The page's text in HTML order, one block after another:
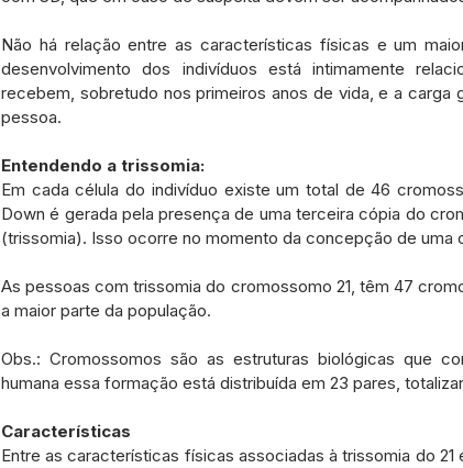
Não há relação entre as características físicas e um
desenvolvimento dos indivíduos está intimamente
recebem, sobretudo nos primeiros anos de vida, e a carga
pessoa.
Entendendo a trissomia:
Em cada célula do indivíduo existe um total de 46
Down é gerada pela presença de uma terceira cópia do
(trissomia). Isso ocorre no momento da concepção de uma
As pessoas com trissomia do cromossomo 21, têm 47
a maior parte da população.
Obs.: Cromossomos são as estruturas biológicas que
humana essa formação está distribuída em 23 pares,
Características
Entre as características físicas associadas à trissomia do